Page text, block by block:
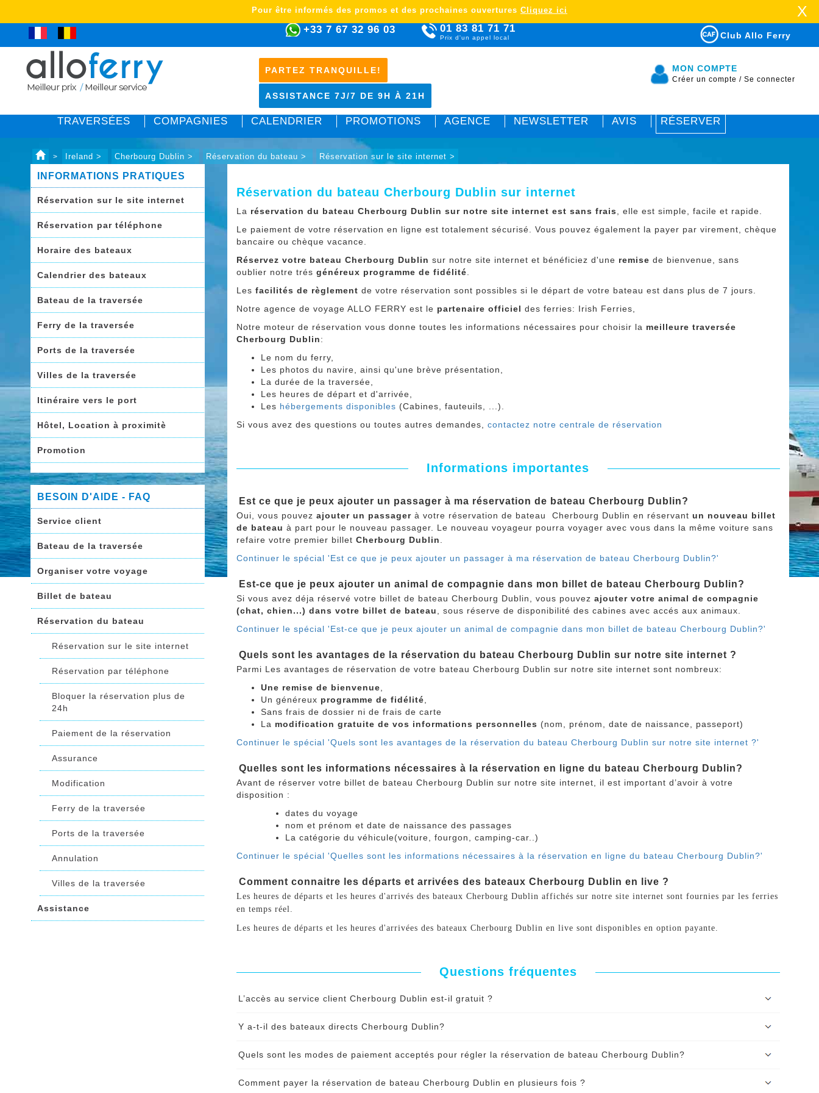
+33 7 67 32 96 03 01 83 81 71 71
Prix d'un appel local Club Allo Ferry
PARTEZ TRANQUILLE!
ASSISTANCE 7J/7 DE 9H À 21H
MON COMPTE
Créer un compte / Se connecter
TRAVERSÉES COMPAGNIES CALENDRIER PROMOTIONS AGENCE NEWSLETTER AVIS RÉSERVER
Pour être informés des promos et des prochaines ouvertures Cliquez ici X
> Ireland > Cherbourg Dublin > Réservation du bateau > Réservation sur le site internet >
INFORMATIONS PRATIQUES
Réservation sur le site internet
Réservation par téléphone
Horaire des bateaux
Calendrier des bateaux
Bateau de la traversée
Ferry de la traversée
Ports de la traversée
Villes de la traversée
Itinéraire vers le port
Hôtel, Location à proximitè
Promotion
BESOIN D'AIDE - FAQ
Service client
Bateau de la traversée
Organiser votre voyage
Billet de bateau
Réservation du bateau
Réservation sur le site internet
Réservation par téléphone
Bloquer la réservation plus de
24h
Paiement de la réservation
Assurance
Modification
Ferry de la traversée
Ports de la traversée
Annulation
Villes de la traversée
Assistance
Réservation du bateau Cherbourg Dublin sur internet
La réservation du bateau Cherbourg Dublin sur notre site internet est sans frais
, elle est simple, facile et rapide.
Le paiement de votre réservation en ligne est totalement sécurisé. Vous pouvez également la payer par virement, chèque
bancaire ou chèque vacance.
Réservez votre bateau Cherbourg Dublin sur notre site internet et bénéficiez d'une remise de bienvenue, sans
oublier notre trésgénéreux programme de fidélité
Lesfacilités de règlement de votre réservation sont possibles si le départ de votre bateau est dans plus de 7 jours.
Notre agence de voyage ALLO FERRY est le partenaire officiel des ferries: Irish Ferries,
Notre moteur de réservation vous donne toutes les informations nécessaires pour choisir la meilleure traversée
Cherbourg Dublin:
Le nom du ferry,
Les photos du navire, ainsi qu'une brève présentation,
La durée de la traversée,
Les heures de départ et d'arrivée,
Les hébergements disponibles (Cabines, fauteuils, ...).
Si vous avez des questions ou toutes autres demandes,contactez notre centrale de réservation
Informations importantes
Est ce que je peux ajouter un passager à ma réservation de bateau Cherbourg Dublin?
Oui, vous pouvezajouter un passager à votre réservation de bateau Cherbourg Dublin en réservantun nouveau billet
de bateau à part pour le nouveau passager. Le nouveau voyageur pourra voyager avec vous dans la même voiture sans
refaire votre premier billetCherbourg Dublin
Continuer le spécial 'Est ce que je peux ajouter un passager à ma réservation de bateau Cherbourg Dublin?'
Est-ce que je peux ajouter un animal de compagnie dans mon billet de bateau Cherbourg Dublin?
Si vous avez déja réservé votre billet de bateau Cherbourg Dublin, vous pouvezajouter votre animal de compagnie
(chat, chien...) dans votre billet de bateau
, sous réserve de disponibilité des cabines avec accés aux animaux.
Continuer le spécial 'Est-ce que je peux ajouter un animal de compagnie dans mon billet de bateau Cherbourg Dublin?'
Quels sont les avantages de la réservation du bateau Cherbourg Dublin sur notre site internet ?
Parmi Les avantages de réservation de votre bateau Cherbourg Dublin sur notre site internet sont nombreux:
Une remise de bienvenue
Un généreux programme de fidélité
Sans frais de dossier ni de frais de carte
La modification gratuite de vos informations personnelles (nom, prénom, date de naissance, passeport)
Continuer le spécial 'Quels sont les avantages de la réservation du bateau Cherbourg Dublin sur notre site internet ?'
Quelles sont les informations nécessaires à la réservation en ligne du bateau Cherbourg Dublin?
Avant de réserver votre billet de bateau Cherbourg Dublin sur notre site internet, il est important d’avoir à votre
disposition :
dates du voyage
nom et prénom et date de naissance des passages
La catégorie du véhicule(voiture, fourgon, camping-car..)
Continuer le spécial 'Quelles sont les informations nécessaires à la réservation en ligne du bateau Cherbourg Dublin?'
Comment connaitre les départs et arrivées des bateaux Cherbourg Dublin en live ?
Les heures de départs et les heures d'arrivés des bateaux Cherbourg Dublin affichés sur notre site internet sont fournies par les ferries
en temps réel.
Les heures de départs et les heures d'arrivées des bateaux Cherbourg Dublin en live sont disponibles en option payante.
Questions fréquentes
L’accès au service client Cherbourg Dublin est-il gratuit ?
whatsapp pendant les heures d'ouverture de l'agence et par mail 24h/24
Continuer le spécial 'L’accès au service client Cherbourg Dublin est-il gratuit ?'
Y a-t-il des bateaux directs Cherbourg Dublin?
traversées affichées lors de vos recherches.
Continuer le spécial 'Y a-t-il des bateaux directs Cherbourg Dublin?'
Quels sont les modes de paiement acceptés pour régler la réservation de bateau Cherbourg Dublin?
Mastercard, Maestro .Le paiement est totalement sécurisé. Vous pouvez également le régler par
Comment payer la réservation de bateau Cherbourg Dublin en plusieurs fois ?